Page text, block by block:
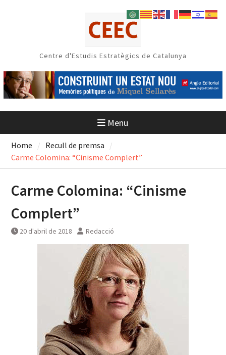
Centre d'Estudis Estratègics de Catalunya
Menu
Home
Recull de premsa
Carme Colomina: “Cinisme Complert”
Carme Colomina: “Cinisme
Complert”
20 d'abril de 2018 Redacció